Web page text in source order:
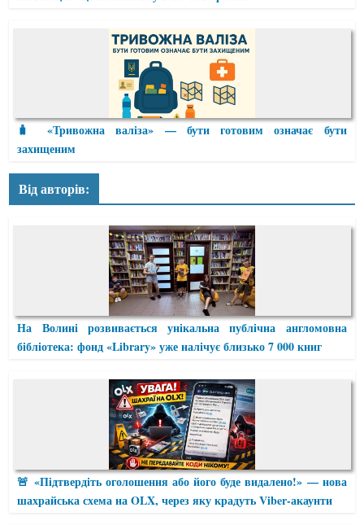
🧳 «Тривожна валіза» — бути готовим означає бути
захищеним
Від авторів:
На Волині розвивається унікальна публічна англомовна
бібліотека: фонд «Library» уже налічує близько 7 000 книг
🚨 «Підтвердіть оголошення або його буде видалено!» — нова
шахрайська схема на OLX, через яку крадуть Viber-акаунти